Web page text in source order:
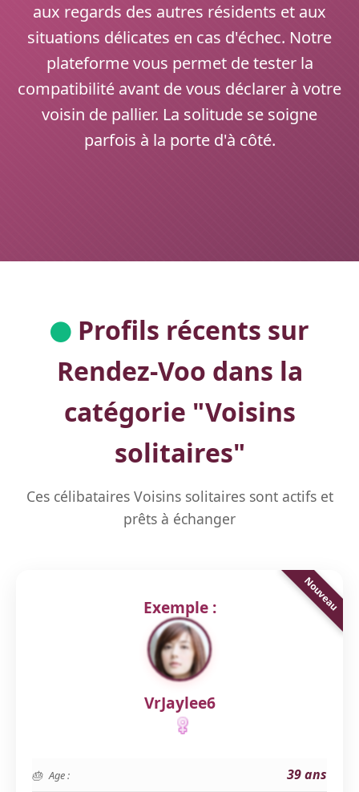
aux regards des autres résidents et aux
situations délicates en cas d'échec. Notre
plateforme vous permet de tester la
compatibilité avant de vous déclarer à votre
voisin de pallier. La solitude se soigne
parfois à la porte d'à côté.
Profils récents sur
Rendez-Voo dans la
catégorie "Voisins
solitaires"
Ces célibataires Voisins solitaires sont actifs et
prêts à échanger
Exemple :
VrJaylee6
Age : 39 ans